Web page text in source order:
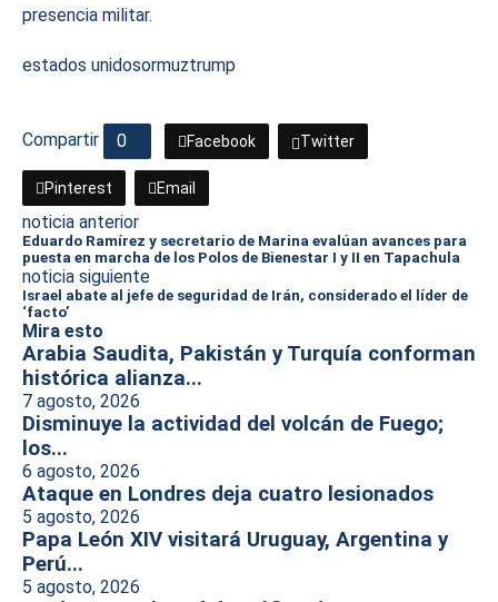
presencia militar.
estados unidosormuztrump
Compartir 0 Facebook Twitter
Pinterest Email
noticia anterior
Eduardo Ramírez y secretario de Marina evalúan avances para
puesta en marcha de los Polos de Bienestar I y II en Tapachula
noticia siguiente
Israel abate al jefe de seguridad de Irán, considerado el líder de
‘facto’
Mira esto
Arabia Saudita, Pakistán y Turquía conforman
histórica alianza...
7 agosto, 2026
Disminuye la actividad del volcán de Fuego;
los...
6 agosto, 2026
Ataque en Londres deja cuatro lesionados
5 agosto, 2026
Papa León XIV visitará Uruguay, Argentina y
Perú...
5 agosto, 2026